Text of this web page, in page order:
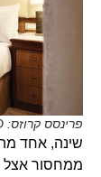
פרינסס קרוזס: PRINCESS LUXURY BED. צילום יח"צ
שינה, אחד
ממחסור אצל